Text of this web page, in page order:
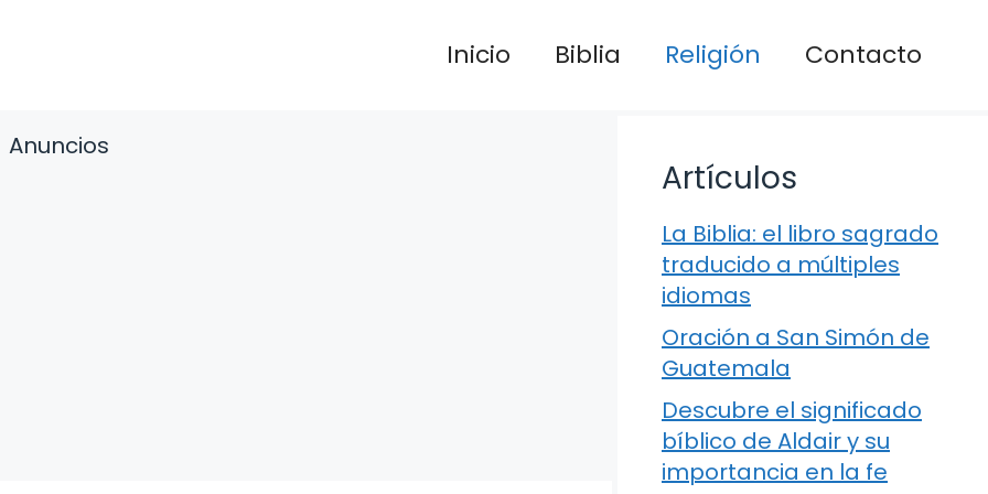
Inicio Biblia Religión Contacto
Anuncios
Artículos
La Biblia: el libro sagrado
traducido a múltiples
idiomas
Oración a San Simón de
Guatemala
Descubre el significado
bíblico de Aldair y su
importancia en la fe